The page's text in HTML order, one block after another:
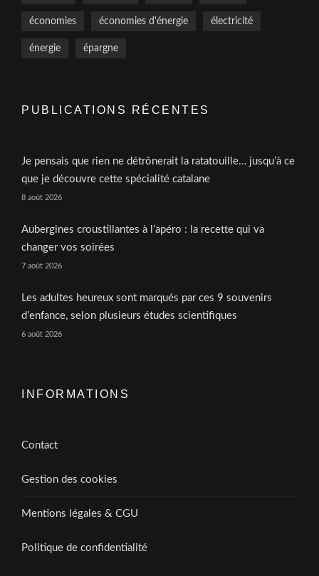
économies économies d'énergie électricité
énergie épargne
PUBLICATIONS RÉCENTES
Je pensais que rien ne détrônerait la ratatouille… jusqu’à ce
que je découvre cette spécialité catalane
8 août 2026
Aubergines croustillantes à l’apéro : la recette qui va
changer vos soirées
7 août 2026
Les adultes heureux sont marqués par ces 9 souvenirs
d’enfance, selon plusieurs études scientifiques
6 août 2026
INFORMATIONS
Contact
Gestion des cookies
Mentions légales & CGU
Politique de confidentialité